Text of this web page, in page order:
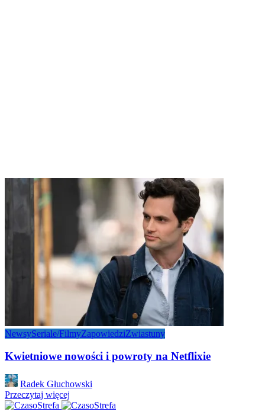
NewsySeriale/FilmyZapowiedziZwiastuny
Kwietniowe nowości i powroty na Netflixie
Posted
by
Radek Głuchowski
Przeczytaj więcej